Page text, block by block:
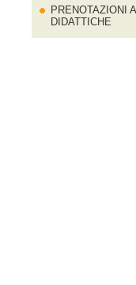
PRENOTAZIONI
DIDATTICHE